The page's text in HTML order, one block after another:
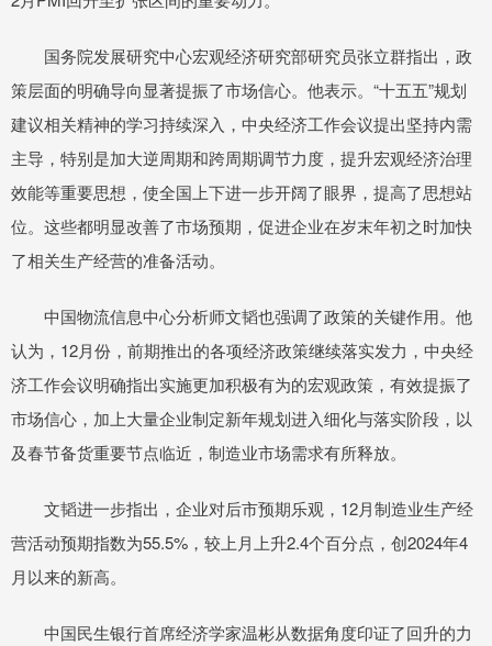
国务院发展研究中心宏观经济研究部研究员张立群指出，政
策层面的明确导向显著提振了市场信心。他表示。“十五五”规划
建议相关精神的学习持续深入，中央经济工作会议提出坚持内需
主导，特别是加大逆周期和跨周期调节力度，提升宏观经济治理
效能等重要思想，使全国上下进一步开阔了眼界，提高了思想站
位。这些都明显改善了市场预期，促进企业在岁末年初之时加快
了相关生产经营的准备活动。
中国物流信息中心分析师文韬也强调了政策的关键作用。他
认为，12月份，前期推出的各项经济政策继续落实发力，中央经
济工作会议明确指出实施更加积极有为的宏观政策，有效提振了
市场信心，加上大量企业制定新年规划进入细化与落实阶段，以
及春节备货重要节点临近，制造业市场需求有所释放。
文韬进一步指出，企业对后市预期乐观，12月制造业生产经
营活动预期指数为55.5%，较上月上升2.4个百分点，创2024年4
月以来的新高。
中国民生银行首席经济学家温彬从数据角度印证了回升的力